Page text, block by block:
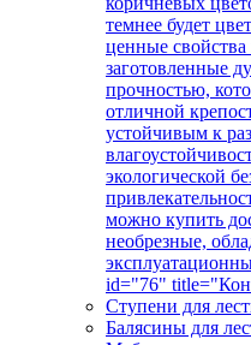
темнее будет
ценные
заготовленные
прочностью,
отличной
устойчивым к
экологической
можно купить
необрезные,
id="76"
Ступени для
Балясины для